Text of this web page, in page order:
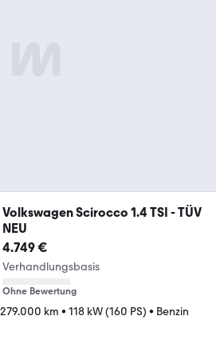
Volkswagen Scirocco 1.4 TSI - TÜV
NEU
4.749 €
Verhandlungsbasis
Ohne Bewertung
279.000 km • 118 kW (160 PS) • Benzin